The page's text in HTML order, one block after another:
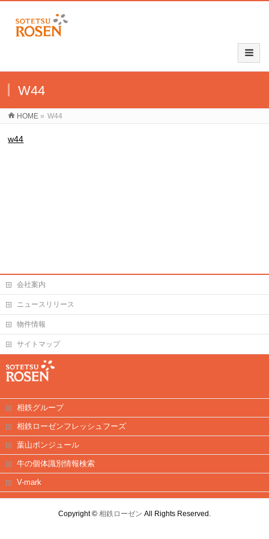
W44
HOME » W44
w44
会社案内
ニュースリリース
物件情報
サイトマップ
相鉄グループ
相鉄ローゼンフレッシュフーズ
葉山ボンジュール
牛の個体識別情報検索
V-mark
Copyright © 相鉄ローゼン All Rights Reserved.